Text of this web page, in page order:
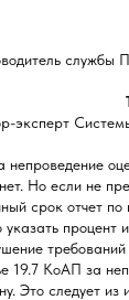
эксперт
непроведение
Но если не
срок отчет по
процент
19.7 КоАП за
Это следует из